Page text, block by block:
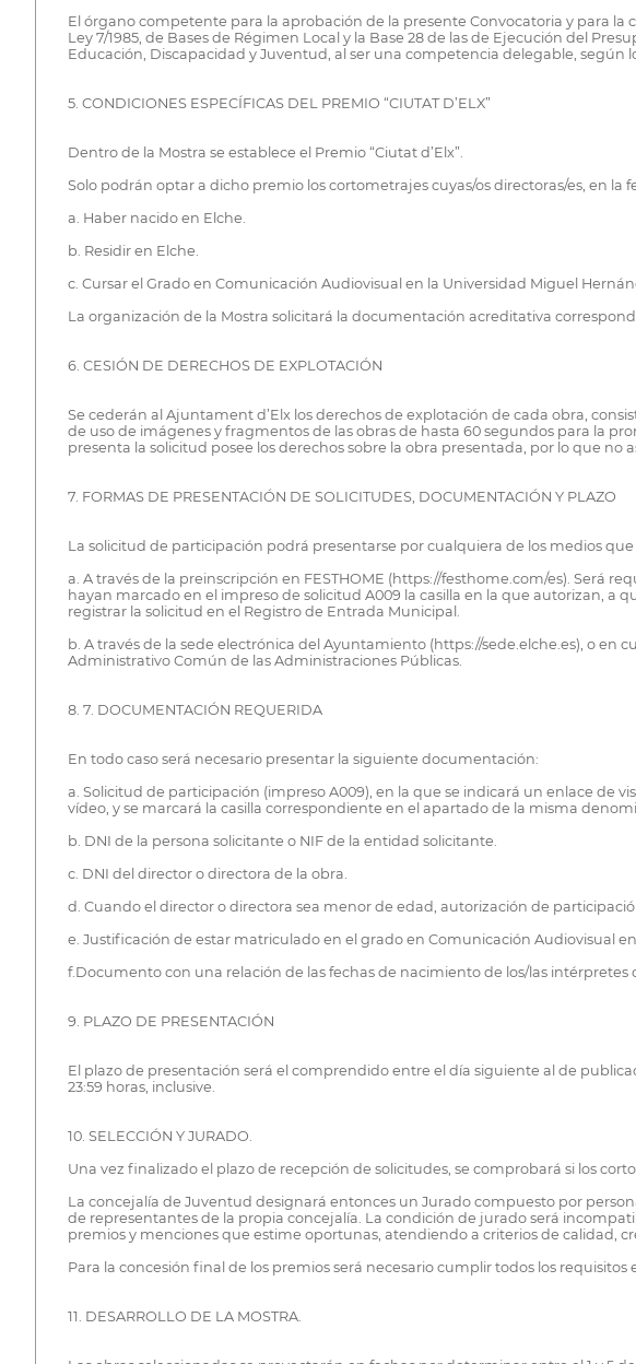
El órgano competente para la aprobación de la presente Convocatoria y para la
Ley 7/1985, de Bases de Régimen Local y la Base 28 de las de Ejecución del
Educación, Discapacidad y Juventud, al ser una competencia delegable, según
5. CONDICIONES ESPECÍFICAS DEL PREMIO “CIUTAT D’ELX”
Dentro de la Mostra se establece el Premio “Ciutat d’Elx”.
Solo podrán optar a dicho premio los cortometrajes cuyas/os directoras/es, en
a. Haber nacido en Elche.
b. Residir en Elche.
c. Cursar el Grado en Comunicación Audiovisual en la Universidad Miguel
La organización de la Mostra solicitará la documentación acreditativa
6. CESIÓN DE DERECHOS DE EXPLOTACIÓN
Se cederán al Ajuntament d’Elx los derechos de explotación de cada obra,
de uso de imágenes y fragmentos de las obras de hasta 60 segundos para la
presenta la solicitud posee los derechos sobre la obra presentada, por lo que
7. FORMAS DE PRESENTACIÓN DE SOLICITUDES, DOCUMENTACIÓN Y PLAZO
La solicitud de participación podrá presentarse por cualquiera de los medios
a. A través de la preinscripción en FESTHOME (https://festhome.com/es). Será
hayan marcado en el impreso de solicitud A009 la casilla en la que autorizan, a
registrar la solicitud en el Registro de Entrada Municipal.
b. A través de la sede electrónica del Ayuntamiento (https://sede.elche.es), o en
Administrativo Común de las Administraciones Públicas.
8. 7. DOCUMENTACIÓN REQUERIDA
En todo caso será necesario presentar la siguiente documentación:
a. Solicitud de participación (impreso A009), en la que se indicará un enlace de
vídeo, y se marcará la casilla correspondiente en el apartado de la misma
b. DNI de la persona solicitante o NIF de la entidad solicitante.
c. DNI del director o directora de la obra.
d. Cuando el director o directora sea menor de edad, autorización de
e. Justificación de estar matriculado en el grado en Comunicación Audiovisual
f.Documento con una relación de las fechas de nacimiento de los/las
9. PLAZO DE PRESENTACIÓN
El plazo de presentación será el comprendido entre el día siguiente al de
23:59 horas, inclusive.
10. SELECCIÓN Y JURADO.
Una vez finalizado el plazo de recepción de solicitudes, se comprobará si los
La concejalía de Juventud designará entonces un Jurado compuesto por
de representantes de la propia concejalía. La condición de jurado será
premios y menciones que estime oportunas, atendiendo a criterios de calidad,
Para la concesión final de los premios será necesario cumplir todos los
11. DESARROLLO DE LA MOSTRA.